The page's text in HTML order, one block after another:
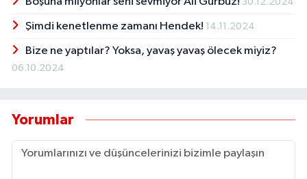
Şimdi kenetlenme zamanı Hendek! 14.11.2024
Bize ne yaptılar? Yoksa, yavaş yavaş ölecek miyiz?
06.10.2024
Yorumlar